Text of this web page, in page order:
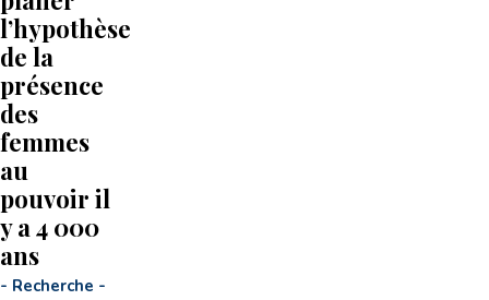
l’hypothèse
de la
présence
des
femmes
au
pouvoir il
y a 4 000
ans
- Recherche -